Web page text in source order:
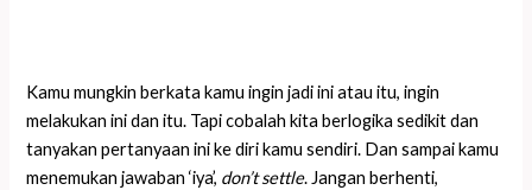
Kamu mungkin berkata kamu ingin jadi ini atau itu, ingin
melakukan ini dan itu. Tapi cobalah kita berlogika sedikit dan
tanyakan pertanyaan ini ke diri kamu sendiri. Dan sampai kamu
menemukan jawaban ‘iya’, don’t settle. Jangan berhenti,